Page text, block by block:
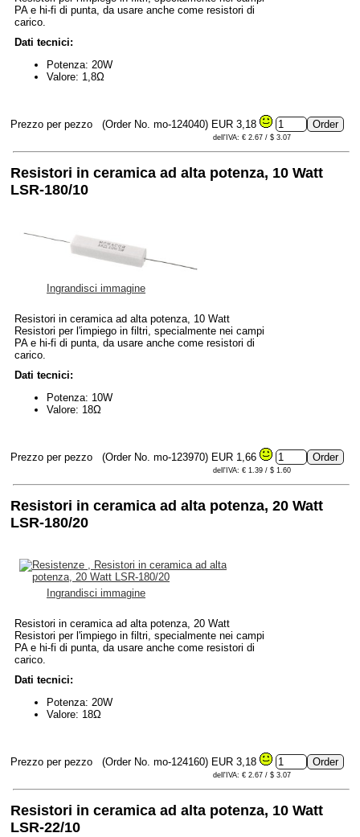
PA e hi-fi di punta, da usare anche come resistori di
carico.
Dati tecnici:
Potenza: 20W
Valore: 1,8Ω
Prezzo per pezzo (Order No. mo-124040) EUR 3,18
dell'IVA: € 2.67 / $ 3.07
Resistori in ceramica ad alta potenza, 10 Watt
LSR-180/10
Ingrandisci immagine
Resistori in ceramica ad alta potenza, 10 Watt
Resistori per l'impiego in filtri, specialmente nei campi
PA e hi-fi di punta, da usare anche come resistori di
carico.
Dati tecnici:
Potenza: 10W
Valore: 18Ω
Prezzo per pezzo (Order No. mo-123970) EUR 1,66
dell'IVA: € 1.39 / $ 1.60
Resistori in ceramica ad alta potenza, 20 Watt
LSR-180/20
Ingrandisci immagine
Resistori in ceramica ad alta potenza, 20 Watt
Resistori per l'impiego in filtri, specialmente nei campi
PA e hi-fi di punta, da usare anche come resistori di
carico.
Dati tecnici:
Potenza: 20W
Valore: 18Ω
Prezzo per pezzo (Order No. mo-124160) EUR 3,18
dell'IVA: € 2.67 / $ 3.07
Resistori in ceramica ad alta potenza, 10 Watt
LSR-22/10